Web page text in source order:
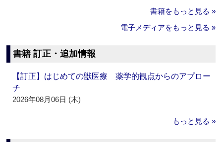
書籍をもっと見る »
電子メディアをもっと見る »
書籍 訂正・追加情報
【訂正】はじめての獣医療 薬学的観点からのアプロー
チ
2026年08月06日 (木)
もっと見る »